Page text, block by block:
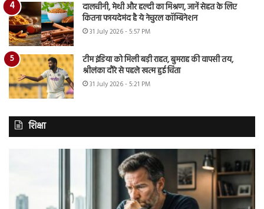
दालचीनी, मेथी और हल्दी का मिश्रण, जानें सेहत के लिए
कितना फायदेमंद है ये नेचुरल कॉम्बिनेशन
31 July 2026 - 5:57 PM
टीम इंडिया को मिली बड़ी राहत, बुमराह की वापसी तय,
श्रीलंका दौरे से पहले खत्म हुई चिंता
31 July 2026 - 5:21 PM
शिक्षा